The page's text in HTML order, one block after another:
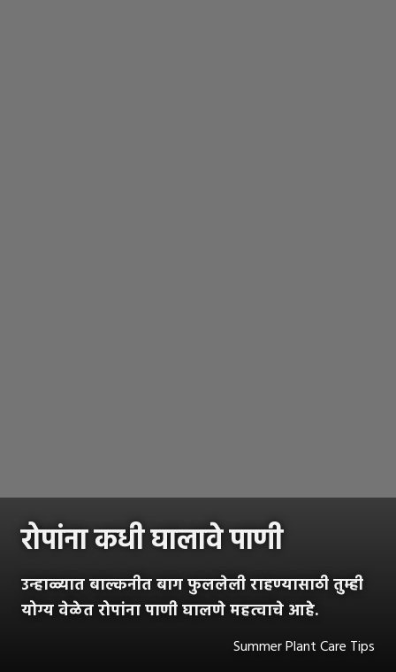
रोपांना कधी घालावे पाणी
उन्हाळ्यात बाल्कनीत बाग फुललेली राहण्यासाठी तुम्ही
योग्य वेळेत रोपांना पाणी घालणे महत्वाचे आहे.
Summer Plant Care Tips